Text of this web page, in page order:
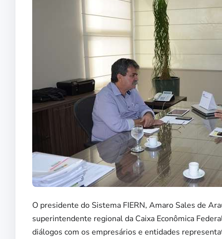
O presidente do Sistema FIERN, Amaro Sales de
superintendente regional da Caixa Econômica
diálogos com os empresários e entidades